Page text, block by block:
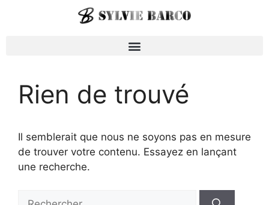
Rien de trouvé
Il semblerait que nous ne soyons pas en mesure
de trouver votre contenu. Essayez en lançant
une recherche.